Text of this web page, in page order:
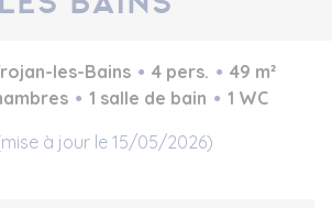
les-Bains 4 pers.
49 m²
1 salle de bain
1 WC
à jour le 15/05/2026)